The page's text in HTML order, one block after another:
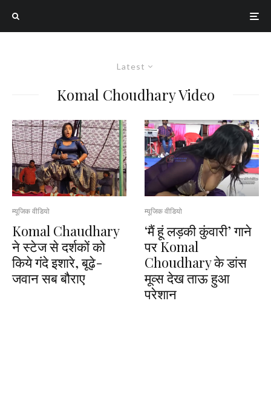
Latest
Komal Choudhary Video
म्यूजिक वीडियो
Komal Chaudhary
ने स्टेज से दर्शकों को
किये गंदे इशारे, बूढ़े-
जवान सब बौराए
म्यूजिक वीडियो
‘मैं हूं लड़की कुंवारी’ गाने
पर Komal
Choudhary के डांस
मूव्स देख ताऊ हुआ
परेशान